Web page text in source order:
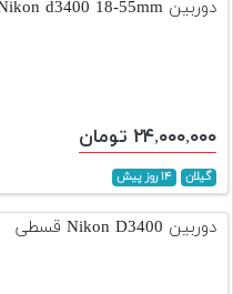
دوربین Nikon d3400 18-55mm
۲۴,۰۰۰,۰۰۰ تومان
گیلان ۱۴ روز پیش
دوربین Nikon D3400 قسطی